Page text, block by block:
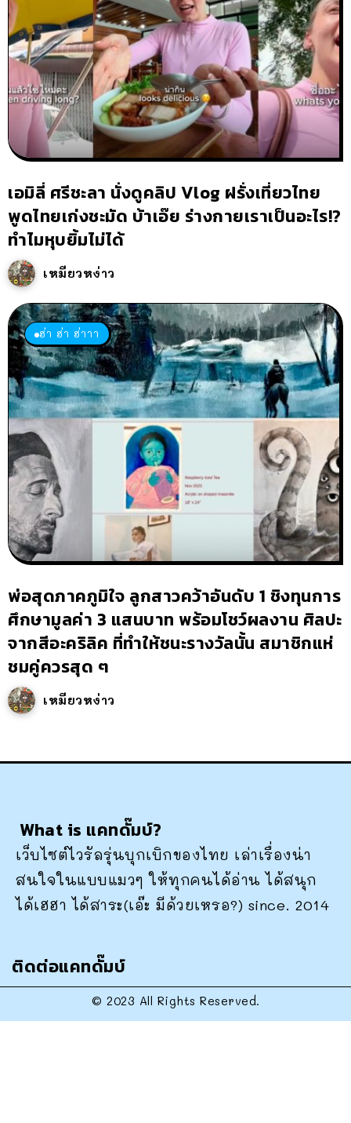
เอมิลี่ ศรีชะลา นั่งดูคลิป Vlog ฝรั่งเที่ยวไทย
พูดไทยเก่งชะมัด บ้าเอ๊ย ร่างกายเราเป็นอะไร!?
ทำไมหุบยิ้มไม่ได้
เหมียวหง่าว
ฮ่า ฮ่า ฮ่าาา
พ่อสุดภาคภูมิใจ ลูกสาวคว้าอันดับ 1 ชิงทุนการ
ศึกษามูลค่า 3 แสนบาท พร้อมโชว์ผลงาน ศิลปะ
จากสีอะคริลิค ที่ทำให้ชนะรางวัลนั้น สมาชิกแห่
ชมคู่ควรสุด ๆ
เหมียวหง่าว
What is แคทดั๊มบ์?
เว็บไซต์ไวรัลรุ่นบุกเบิกของไทย เล่าเรื่องน่า
สนใจในแบบแมวๆ ให้ทุกคนได้อ่าน ได้สนุก
ได้เฮฮา ได้สาระ(เอ๊ะ มีด้วยเหรอ?) since. 2014
ติดต่อแคทดั๊มบ์
© 2023 All Rights Reserved.